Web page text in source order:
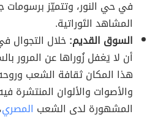
في حي النور، وتتميّز برسومات
المشاهد التَوراتية.
السوق القديم:خلال التجوال
أن لا يَغفل زُوراها عن المرور
هذا المكان ثقافة الشعب
والأصوات والألوان المنتشرة
المشهورة لدى الشعب المصري